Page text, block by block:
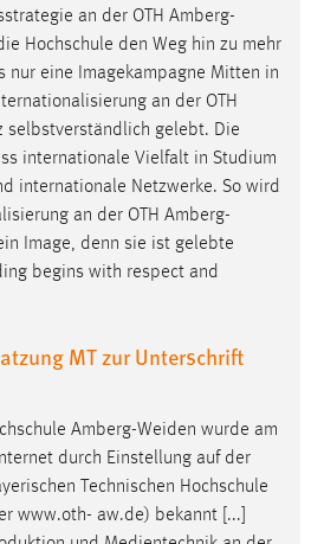
an der OTH Amberg-
Hochschule den Weg hin zu mehr
nur eine Imagekampagne Mitten in
an der OTH
selbstverständlich gelebt. Die
internationale Vielfalt in Studium
internationale Netzwerke. So wird
an der OTH Amberg-
Image, denn sie ist gelebte
begins with respect and
MT zur Unterschrift
Amberg-Weiden wurde am
durch Einstellung auf der
Technischen Hochschule
www.oth- aw.de) bekannt [...]